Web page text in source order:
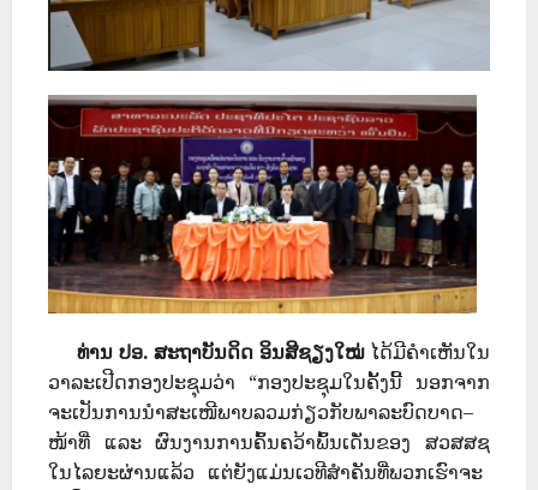
ທ່ານ ປອ. ສະຖາບັນດິດ ອິນສີຊຽງໃໝ່ໄດ້ມີຄໍາເຫັນໃນ
ວາລະເປີດກອງປະຊຸມວ່າ “ກອງປະຊຸມໃນຄັ້ງນີ້ ນອກຈາກ
ຈະເປັນການນໍາສະເໜີພາບລວມກ່ຽວກັບພາລະບົດບາດ–
ໜ້າທີ່ ແລະ ຜົນງານການຄົ້ນຄວ້າພົ້ນເດັ່ນຂອງ ສວສສຊ
ໃນໄລຍະຜ່ານແລ້ວ ແຕ່ຍັງແມ່ນເວທີສຳຄັນທີ່ພວກເຮົາຈະ